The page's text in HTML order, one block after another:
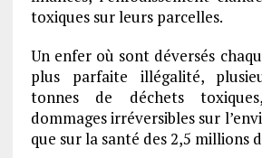
toxiques sur leurs parcelles.
Un enfer où sont déversés
plus parfaite illégalité,
tonnes de déchets
dommages irréversibles sur
que sur la santé des 2,5 millions